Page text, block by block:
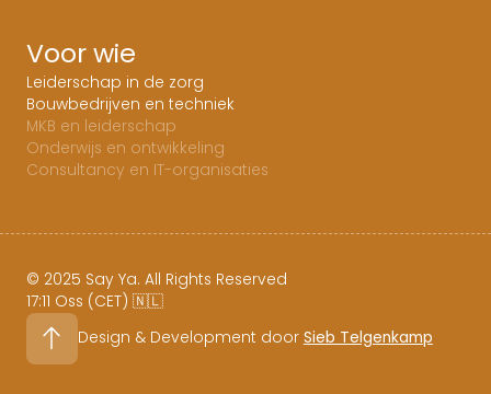
Voor wie
Leiderschap in de zorg
Bouwbedrijven en techniek
MKB en leiderschap
Onderwijs en ontwikkeling
Consultancy en IT-organisaties
© 2025 Say Ya. All Rights Reserved
17:11 Oss (CET) 🇳🇱
Design & Development door Sieb Telgenkamp